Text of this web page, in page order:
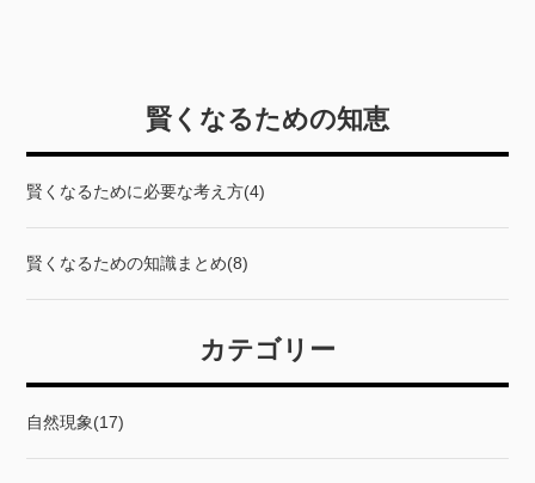
賢くなるための知恵
賢くなるために必要な考え方(4)
賢くなるための知識まとめ(8)
カテゴリー
自然現象(17)